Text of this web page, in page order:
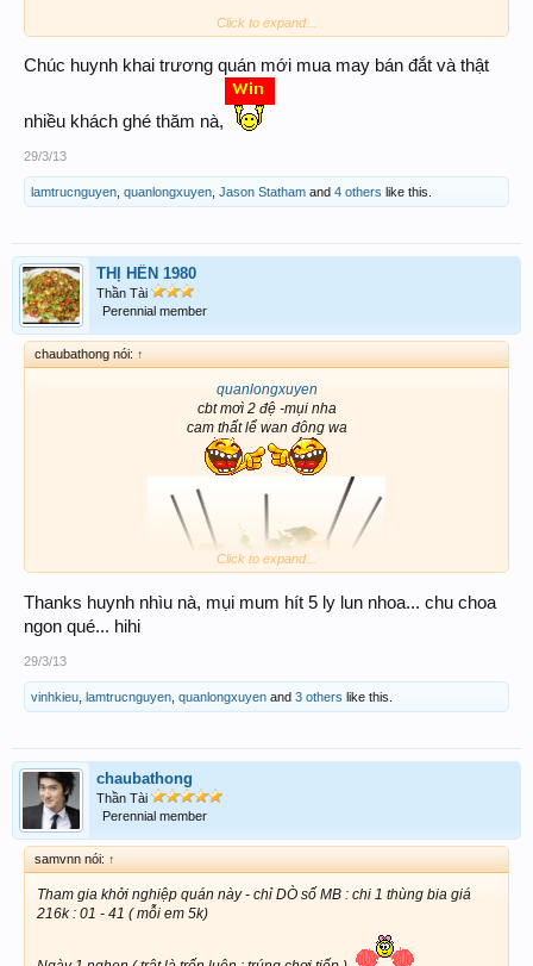
CẠN LY NHA ĐỆ
Click to expand...
Chúc huynh khai trương quán mới mua may bán đắt và thật
nhiều khách ghé thăm nà,
29/3/13
lamtrucnguyen quanlongxuyen Jason Statham and 4 others like this.
THỊ HẾN 1980
Thần Tài
Perennial member
chaubathong nói: ↑
quanlongxuyen
cbt mơì 2 đệ -mụi nha
cam thất lể wan đông wa
màu đỏ hv win nha
Click to expand...
Thanks huynh nhìu nà, mụi mum hít 5 ly lun nhoa... chu choa
ngon qué... hihi
29/3/13
vinhkieu lamtrucnguyen quanlongxuyen and 3 others like this.
chaubathong
Thần Tài
Perennial member
samvnn nói: ↑
Tham gia khởi nghiệp quán này - chỉ DÒ số MB : chi 1 thùng bia giá
216k : 01 - 41 ( mỗi em 5k)